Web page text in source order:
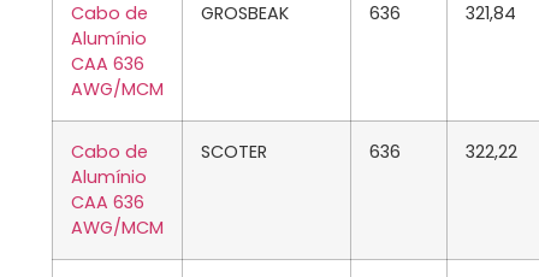
Cabo de
Alumínio
CAA 636
AWG/MCM
GROSBEAK 636 321,84
Cabo de
Alumínio
CAA 636
AWG/MCM
SCOTER 636 322,22